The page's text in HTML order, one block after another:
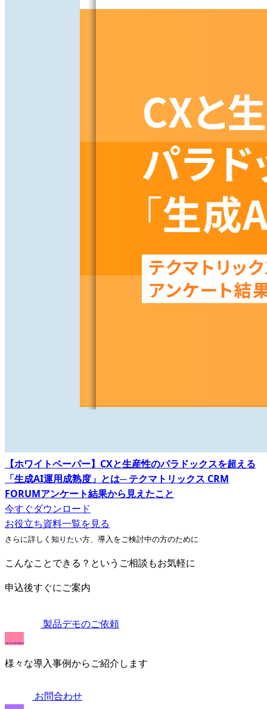
【ホワイトペーパー】CXと生産性のパラドックスを超える
「生成AI運用成熟度」とは─ テクマトリックス CRM
FORUMアンケート結果から見えたこと
今すぐダウンロード
お役立ち資料一覧を見る
さらに詳しく知りたい方、導入をご検討中の方のために
こんなことできる？というご相談もお気軽に
申込後すぐにご案内
製品デモのご依頼
様々な導入事例からご紹介します
お問合わせ